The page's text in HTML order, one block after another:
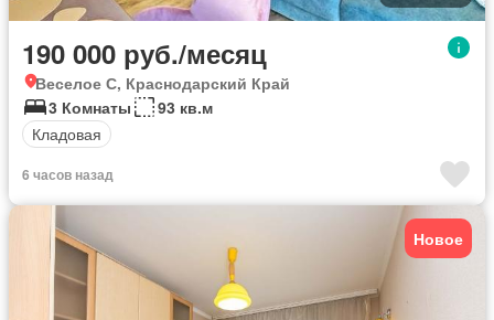
190 000 руб./месяц
Веселое С, Краснодарский Край
3 Комнаты
93 кв.м
Кладовая
6 часов назад
Новое